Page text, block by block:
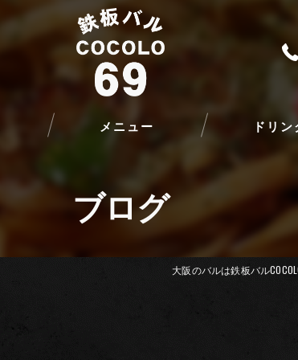
メニュー ドリン
ブログ
大阪のバルは鉄板バル